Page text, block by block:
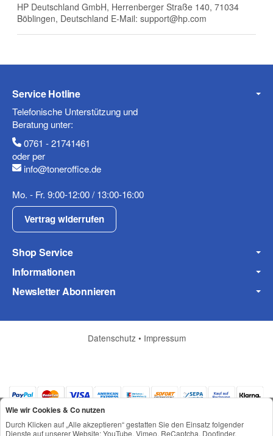
Mobiltelefon
Frage zum Artikel
Ihre Frage
HP Deutschland GmbH, Herrenberger Straße 140, 71034
Böblingen, Deutschland E-Mail: support@hp.com
Service Hotline
Telefonische Unterstützung und
Beratung unter:
0761 - 21741461
oder per
info@toneroffice.de
Mo. - Fr. 9:00-12:00 / 13:00-16:00
Vertrag widerrufen
Shop Service
Informationen
Newsletter Abonnieren
Datenschutz • Impressum
Wie wir Cookies & Co nutzen
Durch Klicken auf „Alle akzeptieren“ gestatten Sie den Einsatz folgender
Dienste auf unserer Website: YouTube, Vimeo, ReCaptcha, Doofinder,